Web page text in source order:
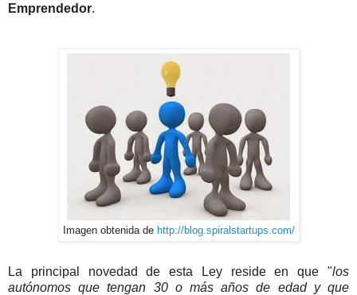
Emprendedor.
Imagen obtenida de http://blog.spiralstartups.com/
La principal novedad de esta Ley reside en que "los
autónomos que tengan 30 o más años de edad y que